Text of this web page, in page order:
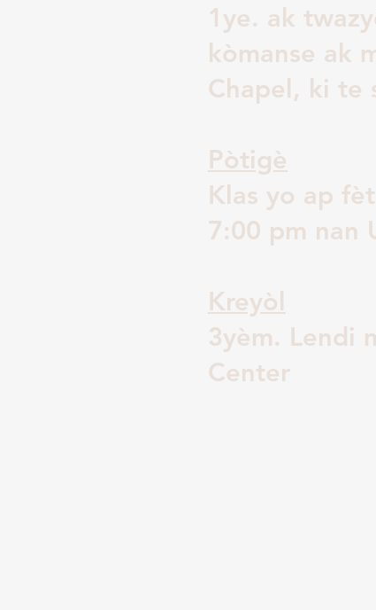
1ye. ak
kòmanse ak
Chapel, ki te
Pòtigè
Klas yo ap
7:00 pm nan
Kreyòl
3yèm. Lendi
Center